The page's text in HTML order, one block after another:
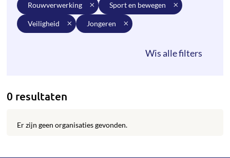
rouwverwerking sport en bewegen
veiligheid jongeren
0 resultaten
Er zijn geen organisaties gevonden.